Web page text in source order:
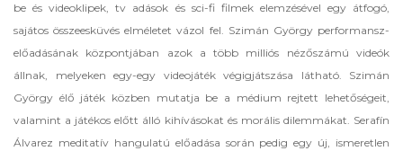
be és videoklipek, tv adások és sci-fi filmek elemzésével egy átfogó,
sajátos összeesküvés elméletet vázol fel. Szimán György performansz-
előadásának központjában azok a több milliós nézőszámú videók
állnak, melyeken egy-egy videojáték végigjátszása látható. Szimán
György élő játék közben mutatja be a médium rejtett lehetőségeit,
valamint a játékos előtt álló kihívásokat és morális dilemmákat. Serafín
Álvarez meditatív hangulatú előadása során pedig egy új, ismeretlen